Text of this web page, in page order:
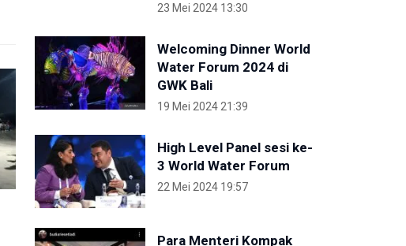
23 Mei 2024 13:30
Welcoming Dinner World
Water Forum 2024 di
GWK Bali
19 Mei 2024 21:39
High Level Panel sesi ke-
3 World Water Forum
22 Mei 2024 19:57
Para Menteri Kompak